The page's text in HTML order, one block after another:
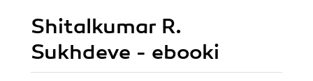
Shitalkumar R.
Sukhdeve - ebooki